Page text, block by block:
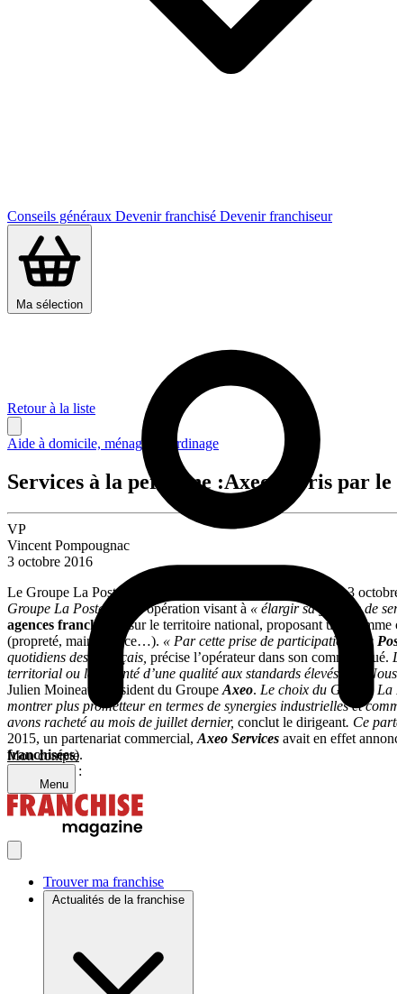
Conseils généraux Devenir franchisé Devenir franchiseur
Ma sélection
Mon compte
Menu
Trouver ma franchise
Actualités de la franchise
Retour à la liste
Aide à domicile, ménage & jardinage
Services à la personne :Axeo repris par
VP
Vincent Pompougnac
3 octobre 2016
Le Groupe La Poste annonce dans un communiqué daté du 3
Groupe La Poste »,
une opération visant à « élargir sa gamme de
agences franchisées
sur le territoire national, proposant une
(propreté, maintenance…). « Par cette prise de participation, La
quotidiens des Français, précise l’opérateur dans son communiqué.
territorial ou la volonté d’une qualité aux standards élevés. »
«
Julien Moineau, Président du Groupe Axeo. Le choix du Groupe La
montrer plus prometteur en termes de synergies industrielles et
avons racheté au mois de juillet dernier, conclut le dirigeant. Ce
2015, un partenariat commercial, Axeo Services avait en effet
franchisées).
Partager sur :